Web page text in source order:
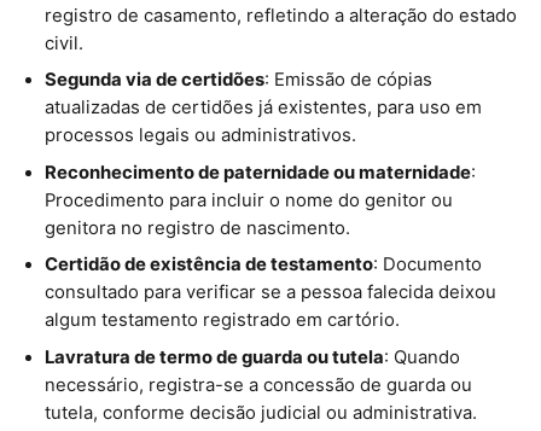
registro de casamento, refletindo a alteração do estado
civil.
Segunda via de certidões: Emissão de cópias
atualizadas de certidões já existentes, para uso em
processos legais ou administrativos.
Reconhecimento de paternidade ou maternidade:
Procedimento para incluir o nome do genitor ou
genitora no registro de nascimento.
Certidão de existência de testamento: Documento
consultado para verificar se a pessoa falecida deixou
algum testamento registrado em cartório.
Lavratura de termo de guarda ou tutela: Quando
necessário, registra-se a concessão de guarda ou
tutela, conforme decisão judicial ou administrativa.